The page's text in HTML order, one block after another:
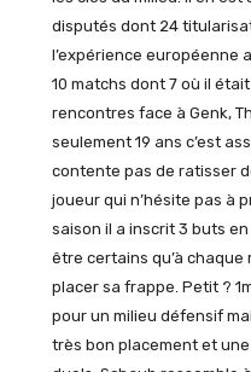
disputés dont 24
l’expérience européenne
10 matchs dont 7 où il
rencontres face à Genk,
seulement 19 ans c’est
contente pas de ratisser
joueur qui n’hésite pas à
saison il a inscrit 3 buts
être certains qu’à
placer sa frappe. Petit ?
pour un milieu défensif
très bon placement et